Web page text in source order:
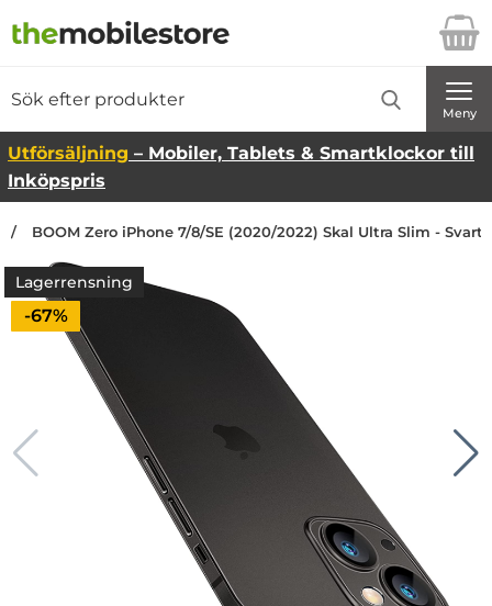
Startsidan för Danira Telecom AB
Meny
Utförsäljning – Mobiler, Tablets & Smartklockor till
Inköpspris
BOOM Zero iPhone 7/8/SE (2020/2022) Skal Ultra Slim - Svart
Lagerrensning
Priset är nedsatt med
-67%